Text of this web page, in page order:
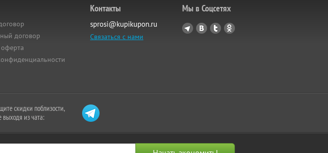
договор
Контакты
sprosi@kupikupon.ru
Связаться с нами
Мы в Соцсетях
скидки поблизости,
выходя из чата: